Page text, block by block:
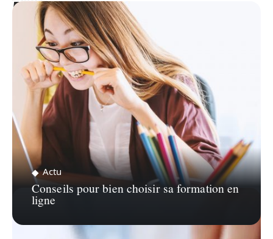
ZOOM SUR…
Actu
Conseils pour bien choisir sa formation en
ligne